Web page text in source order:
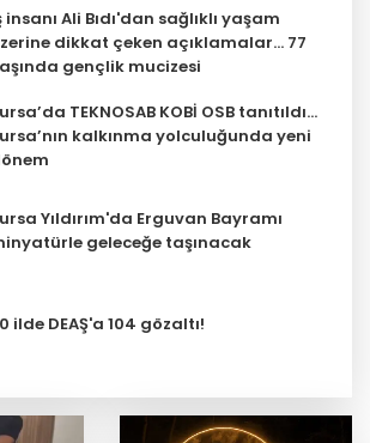
insanı Ali Bıdı'dan sağlıklı yaşam
dikkat çeken açıklamalar... 77
gençlik mucizesi
TEKNOSAB KOBİ OSB tanıtıldı...
kalkınma yolculuğunda yeni
Yıldırım'da Erguvan Bayramı
geleceğe taşınacak
ilde DEAŞ'a 104 gözaltı!
alanına döküme 150 bin TL ceza